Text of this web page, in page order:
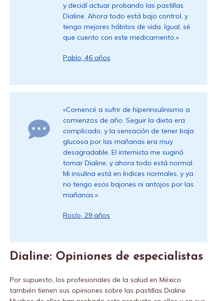
y decidí actuar probando las pastillas
Dialine. Ahora todo está bajo control, y
tengo mejores hábitos de vida. Igual, sé
que cuento con este medicamento.»
Pablo, 46 años
«Comencé a sufrir de hiperinsulinismo a
comienzos de año. Seguir la dieta era
complicado, y la sensación de tener baja
glucosa por las mañanas era muy
desagradable. El internista me sugirió
tomar Dialine, y ahora todo está normal.
Mi insulina está en índices normales, y ya
no tengo esos bajones ni antojos por las
mañanas.»
Rocío, 29 años
Dialine: Opiniones de especialistas
Por supuesto, los profesionales de la salud en México
también tienen sus opiniones sobre las pastillas Dialine.